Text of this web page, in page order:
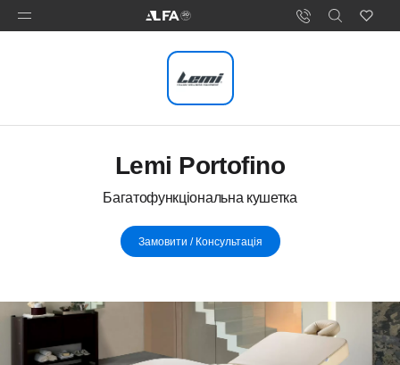
Lemi Portofino
Багатофункціональна кушетка
Замовити / Консультація